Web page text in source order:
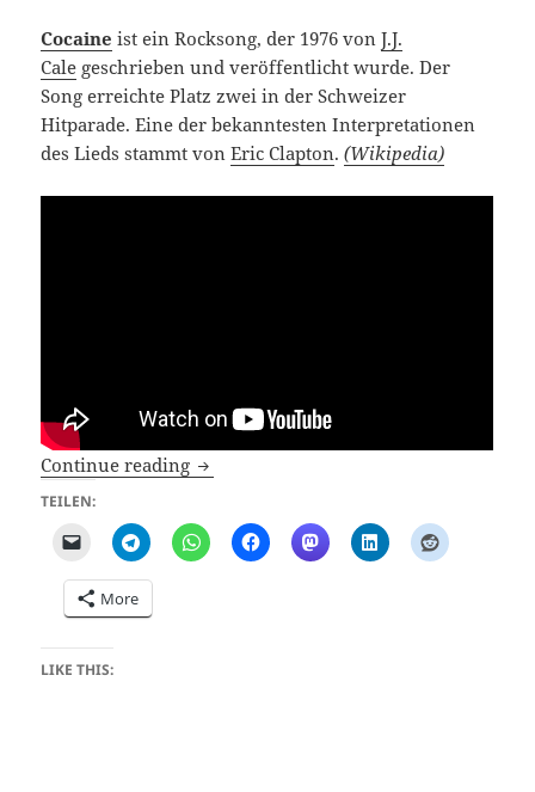
Cocaine ist ein Rocksong, der 1976 vonJ.J.
Cale geschrieben und veröffentlicht wurde. Der
Song erreichte Platz zwei in der Schweizer
Hitparade. Eine der bekanntesten Interpretationen
des Lieds stammt vonEric Clapton.(Wikipedia)
Continue reading Vassillin (J.J. Cale)
TEILEN:
More
LIKE THIS: